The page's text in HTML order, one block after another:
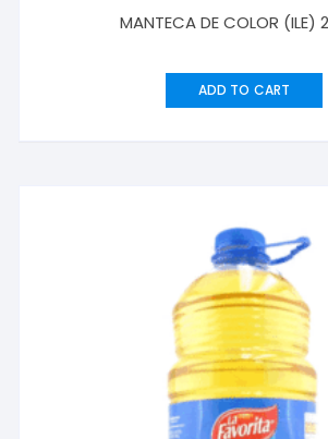
MANTECA DE COLOR (ILE)
ADD TO CART